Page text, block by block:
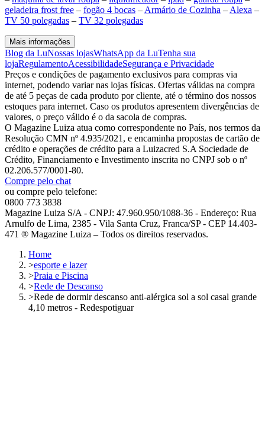
geladeira frost free – fogão 4 bocas –Armário de Cozinha –Alexa –
TV 50 polegadas – TV 32 polegadas
Mais informações
Blog da LuNossas lojasWhatsApp da LuTenha sua
lojaRegulamentoAcessibilidadeSegurança e Privacidade
Preços e condições de pagamento exclusivos para compras via
internet, podendo variar nas lojas físicas. Ofertas válidas na compra
de até 5 peças de cada produto por cliente, até o término dos nossos
estoques para internet. Caso os produtos apresentem divergências de
valores, o preço válido é o da sacola de compras.
O Magazine Luiza atua como correspondente no País, nos termos da
Resolução CMN nº 4.935/2021, e encaminha propostas de cartão de
crédito e operações de crédito para a Luizacred S.A Sociedade de
Crédito, Financiamento e Investimento inscrita no CNPJ sob o nº
02.206.577/0001-80.
Compre pelo chat
ou compre pelo telefone:
0800 773 3838
Magazine Luiza S/A - CNPJ: 47.960.950/1088-36 - Endereço: Rua
Arnulfo de Lima, 2385 - Vila Santa Cruz, Franca/SP - CEP 14.403-
471 ® Magazine Luiza – Todos os direitos reservados.
Home
>esporte e lazer
>Praia e Piscina
>Rede de Descanso
>Rede de dormir descanso anti-alérgica sol a sol casal grande
4,10 metros - Redespotiguar